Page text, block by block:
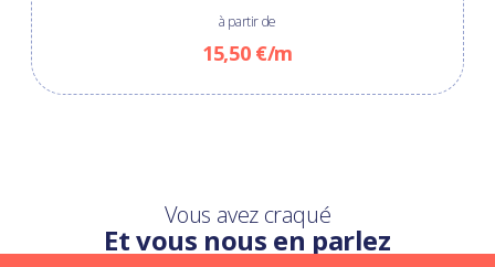
à partir de
15,50 €/m
Vous avez craqué
Et vous nous en parlez